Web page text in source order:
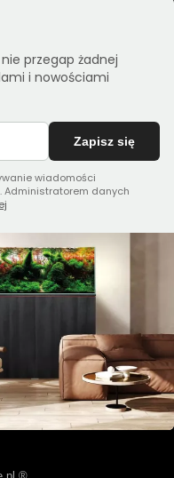
nie przegap żadnej
i nowościami
Zapisz się
wiadomości
danych